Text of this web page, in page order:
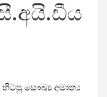
සෞඛ්‍ය අමාත්‍ය